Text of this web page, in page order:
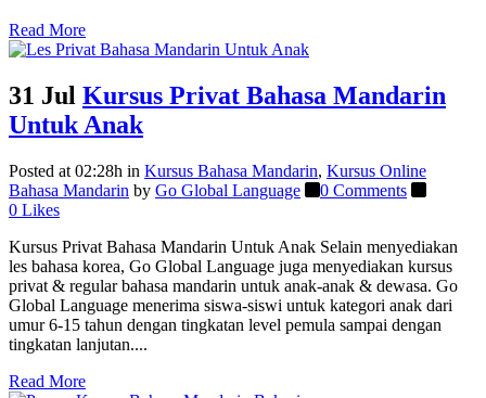
Read More
31 Jul Kursus Privat Bahasa Mandarin
Untuk Anak
Posted at 02:28h in Kursus Bahasa Mandarin, Kursus Online
Bahasa Mandarin by Go Global Language
0 Comments
0 Likes
Kursus Privat Bahasa Mandarin Untuk Anak Selain menyediakan
les bahasa korea, Go Global Language juga menyediakan kursus
privat & regular bahasa mandarin untuk anak-anak & dewasa. Go
Global Language menerima siswa-siswi untuk kategori anak dari
umur 6-15 tahun dengan tingkatan level pemula sampai dengan
tingkatan lanjutan....
Read More